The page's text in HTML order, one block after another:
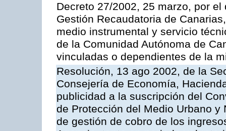
Decreto 27/2002, 25 marzo, por
Gestión Recaudatoria de
medio instrumental y servicio
de la Comunidad Autónoma de
vinculadas o dependientes de la
Resolución, 13 ago 2002, de la
Consejería de Economía,
publicidad a la suscripción del
de Protección del Medio Urbano
de gestión de cobro de los